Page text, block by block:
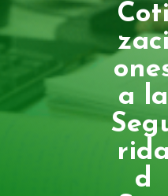
a la
rida
d